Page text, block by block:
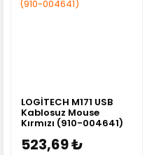
LOGİTECH M171 USB
Kablosuz Mouse
Kırmızı (910-004641)
523,69 ₺